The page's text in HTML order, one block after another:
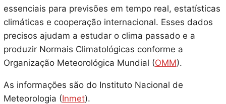
essenciais para previsões em tempo real, estatísticas
climáticas e cooperação internacional. Esses dados
precisos ajudam a estudar o clima passado e a
produzir Normais Climatológicas conforme a
Organização Meteorológica Mundial (OMM).
As informações são do Instituto Nacional de
Meteorologia (Inmet).